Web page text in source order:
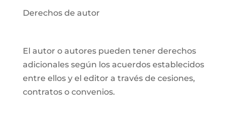
Derechos de autor
El autor o autores pueden tener derechos
adicionales según los acuerdos establecidos
entre ellos y el editor a través de cesiones,
contratos o convenios.